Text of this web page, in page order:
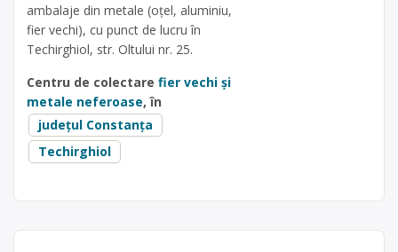
ambalaje din metale (oțel, aluminiu,
fier vechi), cu punct de lucru în
Techirghiol, str. Oltului nr. 25.
Centru de colectare fier vechi și
metale neferoase, în
județul Constanța
Techirghiol